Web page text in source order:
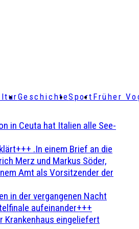
GeschichteSport Früher
in Ceuta hat Italien alle See-
.In einem Brief an die
Merz und Markus Söder,
Amt als Vorsitzender der
in der vergangenen Nacht
aufeinander+++
Krankenhaus eingeliefert